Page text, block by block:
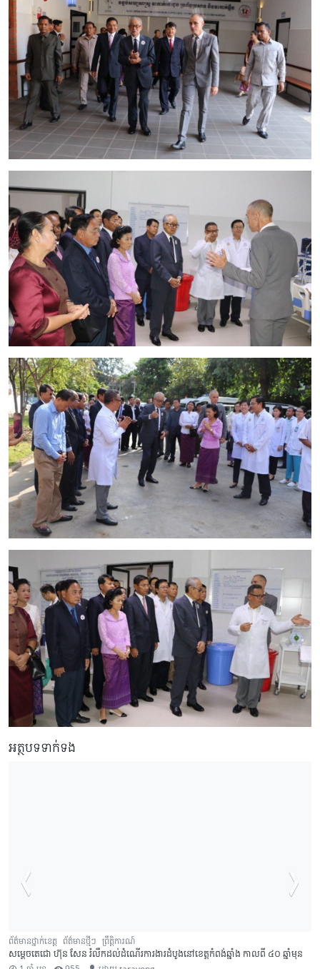
អត្ថបទទាក់ទង
ព័ត៌មានថ្នាក់ខេត្ត ព័ត៌មានថ្មីៗ ព្រឹត្តិការណ៍
សម្តេចតេជោ ហ៊ុន សែន រំលឹកដល់ដំណើរការងារដំបូងនៅខេត្តកំពង់ឆ្នាំង កាលពី ៤០ ឆ្នាំមុន